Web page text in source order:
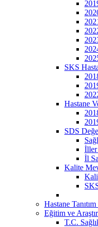
SKS
Hastane
SDS
İller
İl
Kalite
Hastane
Eğitim ve
T.C.